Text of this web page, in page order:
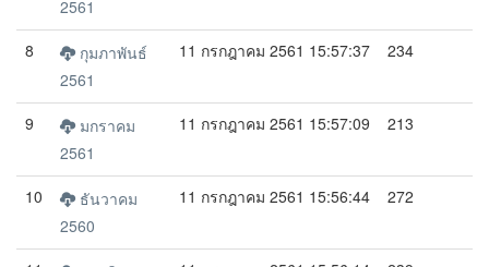
2561
8
กุมภาพันธ์
2561
11 กรกฎาคม 2561 15:57:37 234
9
มกราคม
2561
11 กรกฎาคม 2561 15:57:09 213
10
ธันวาคม
2560
11 กรกฎาคม 2561 15:56:44 272